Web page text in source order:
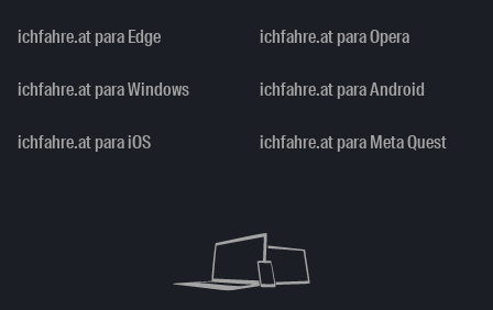
ichfahre.at para Edge ichfahre.at para Opera
ichfahre.at para Windows ichfahre.at para Android
ichfahre.at para iOS ichfahre.at para Meta Quest